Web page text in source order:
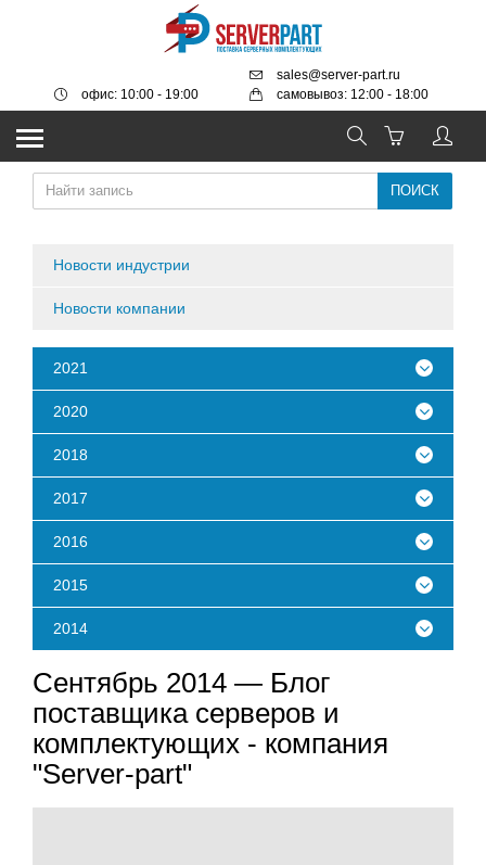
sales@server-part.ru
самовывоз: 12:00 - 18:00
офис: 10:00 - 19:00
Новости индустрии
Новости компании
2021
2020
2018
2017
2016
2015
2014
Сентябрь 2014 — Блог
поставщика серверов и
комплектующих - компания
"Server-part"